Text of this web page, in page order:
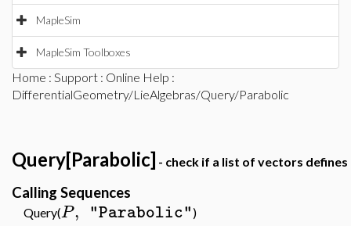
MapleSim
MapleSim Toolboxes
Home : Support : Online Help :
DifferentialGeometry/LieAlgebras/Query/Parabolic
Query[Parabolic] - check if a list of vectors
Calling Sequences
Query(P, "Parabolic" )